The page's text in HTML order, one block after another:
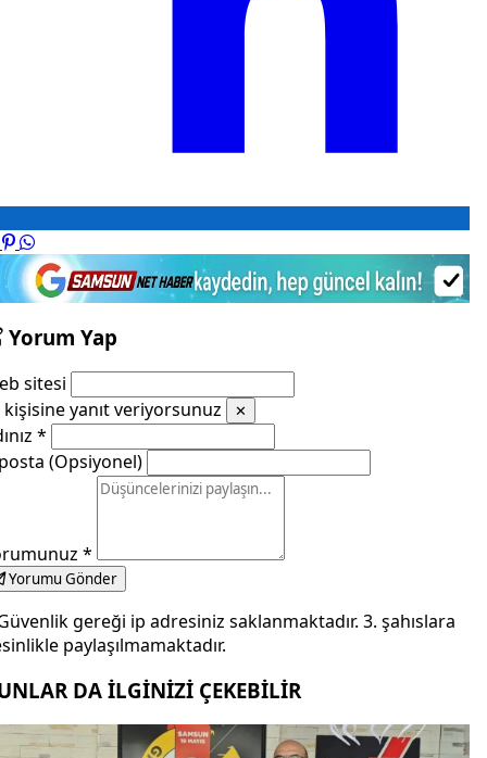
Yorum Yap
sitesi
kişisine yanıt veriyorsunuz
✕
*
(Opsiyonel)
*
Yorumu Gönder
gereği ip adresiniz saklanmaktadır. 3. şahıslara
paylaşılmamaktadır.
DA İLGİNİZİ ÇEKEBİLİR